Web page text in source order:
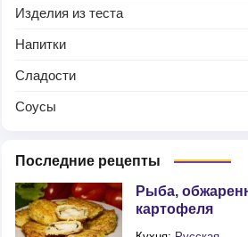
Изделия из теста
Напитки
Сладости
Соусы
Последние рецепты
Рыба,
картофеля